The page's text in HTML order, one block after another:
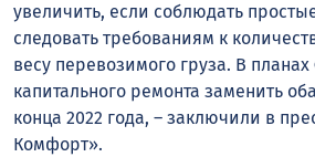
увеличить, если соблюдать
следовать требованиям к
весу перевозимого груза. В
капитального ремонта заменить
конца 2022 года, – заключили в
Комфорт».